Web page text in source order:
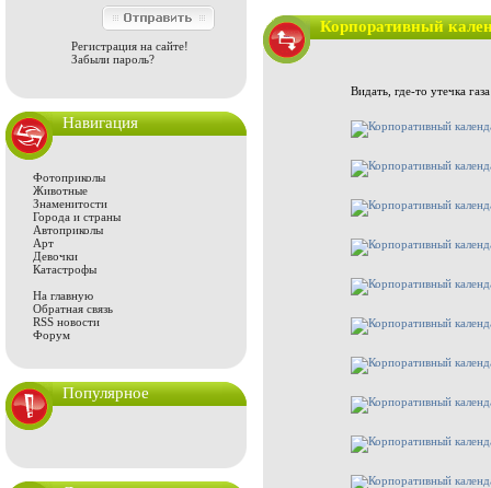
Регистрация на сайте!
Забыли пароль?
Навигация
Фотоприколы
Животные
Знаменитости
Города и страны
Автоприколы
Арт
Девочки
Катастрофы
На главную
Обратная связь
RSS новости
Форум
Популярное
Корпоративный
Видать, где-то утечка